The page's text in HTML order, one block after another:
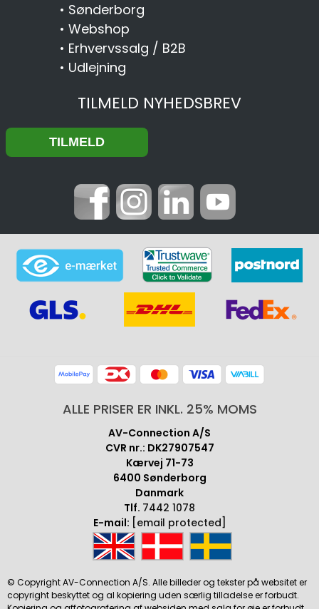
• Sønderborg
• Webshop
• Erhvervssalg / B2B
• Udlejning
TILMELD NYHEDSBREV
ALLE PRISER ER INKL. 25% MOMS
AV-Connection A/S
CVR nr.: DK27907547
Kærvej 71-73
6400 Sønderborg
Danmark
Tlf. 7442 1078
E-mail: [email protected]
© Copyright AV-Connection A/S. Alle billeder og tekster på websitet er
copyright beskyttet og al kopiering uden særlig tilladelse er forbudt.